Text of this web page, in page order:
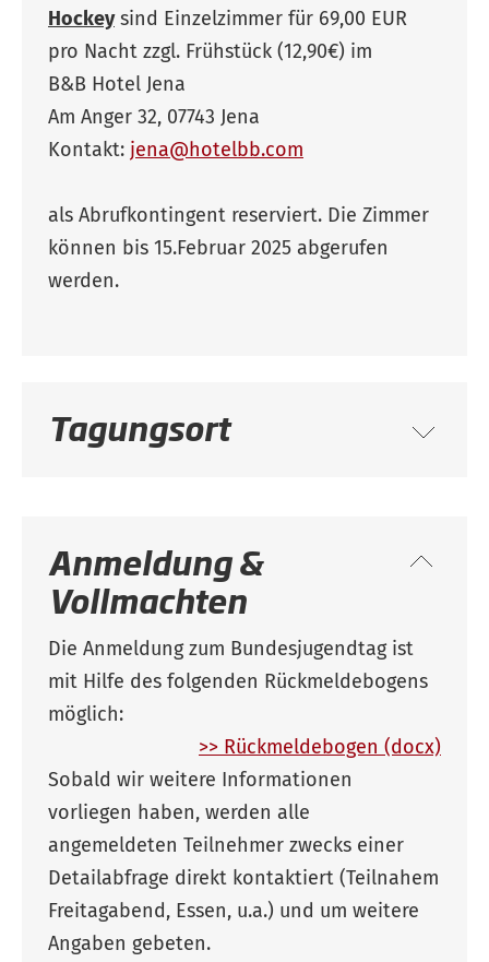
Hockeysind Einzelzimmer für 69,00 EUR
pro Nacht zzgl. Frühstück (12,90€) im
B&B Hotel Jena
Am Anger 32, 07743 Jena
Kontakt: jena@hotelbb.com
als Abrufkontingent reserviert. Die Zimmer
können bis 15.Februar 2025 abgerufen
werden.
Tagungsort
Anmeldung &
Vollmachten
Die Anmeldung zum Bundesjugendtag ist
mit Hilfe des folgenden Rückmeldebogens
möglich:
>> Rückmeldebogen (docx)
Sobald wir weitere Informationen
vorliegen haben, werden alle
angemeldeten Teilnehmer zwecks einer
Detailabfrage direkt kontaktiert (Teilnahem
Freitagabend, Essen, u.a.) und um weitere
Angaben gebeten.